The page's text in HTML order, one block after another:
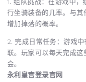
行坐骑装备的几率。与其
增加掉落的概率。
2. 完成日常任务：游戏
联。玩家可以每天完成
会。
永利皇宫登录官网